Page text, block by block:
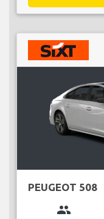
PEUGEOT 508
group